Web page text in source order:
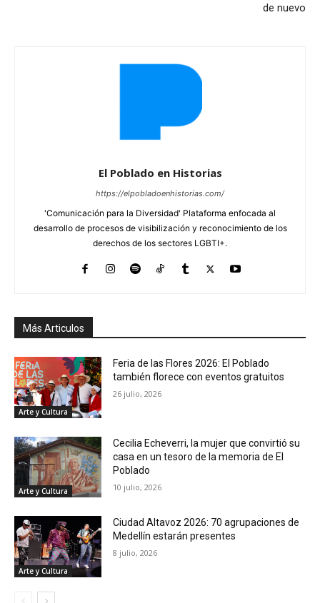
de nuevo
El Poblado en Historias
https://elpobladoenhistorias.com/
'Comunicación para la Diversidad' Plataforma enfocada al
desarrollo de procesos de visibilización y reconocimiento de los
derechos de los sectores LGBTI+.
Más Articulos
Arte y Cultura
Feria de las Flores 2026: El Poblado
también florece con eventos gratuitos
26 julio, 2026
Arte y Cultura
Cecilia Echeverri, la mujer que convirtió su
casa en un tesoro de la memoria de El
Poblado
10 julio, 2026
Arte y Cultura
Ciudad Altavoz 2026: 70 agrupaciones de
Medellín estarán presentes
8 julio, 2026